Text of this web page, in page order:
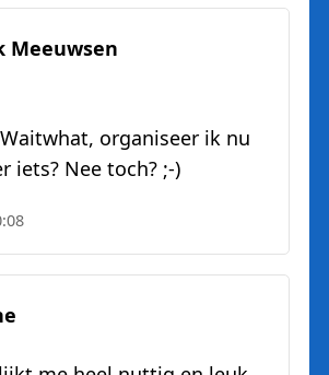
Meeuwsen
Waitwhat, organiseer ik nu
iets? Nee toch? ;-)